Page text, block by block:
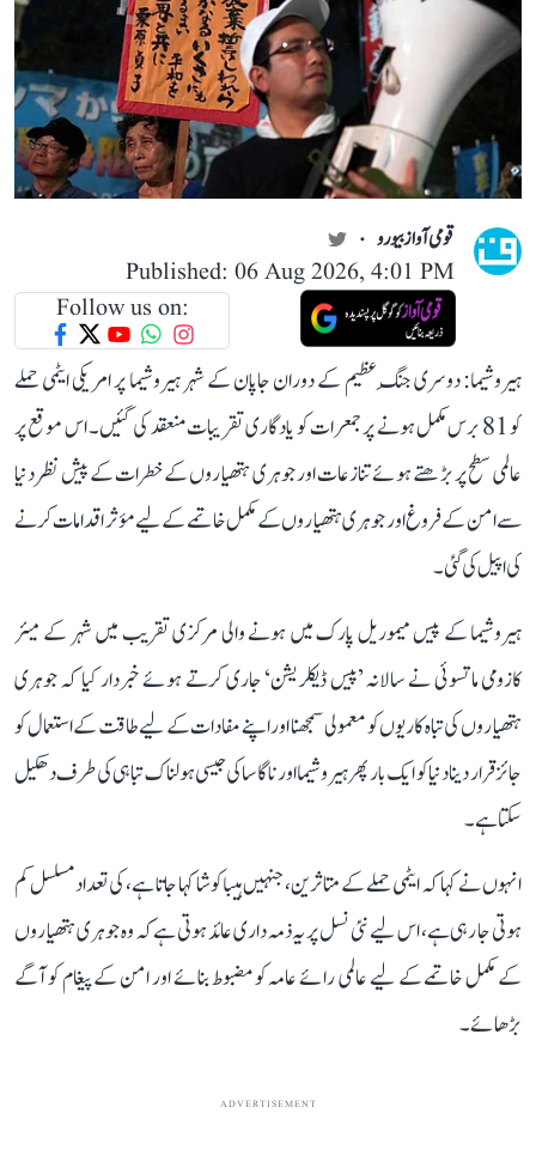
قومی آواز بیورو
Published: 06 Aug 2026, 4:01 PM
Follow us on:
ہیروشیما: دوسری جنگِ عظیم کے دوران جاپان کے شہر ہیروشیما پر امریکی ایٹمی حملے
کو 81 برس مکمل ہونے پر جمعرات کو یادگاری تقریبات منعقد کی گئیں۔ اس موقع پر
عالمی سطح پر بڑھتے ہوئے تنازعات اور جوہری ہتھیاروں کے خطرات کے پیش نظر دنیا
سے امن کے فروغ اور جوہری ہتھیاروں کے مکمل خاتمے کے لیے مؤثر اقدامات کرنے
کی اپیل کی گئی۔
ہیروشیما کے پیس میموریل پارک میں ہونے والی مرکزی تقریب میں شہر کے میئر
کازومی ماتسوئی نے سالانہ ’پیس ڈیکلریشن‘ جاری کرتے ہوئے خبردار کیا کہ جوہری
ہتھیاروں کی تباہ کاریوں کو معمولی سمجھنا اور اپنے مفادات کے لیے طاقت کے استعمال کو
جائز قرار دینا دنیا کو ایک بار پھر ہیروشیما اور ناگاساکی جیسی ہولناک تباہی کی طرف دھکیل
سکتا ہے۔
انہوں نے کہا کہ ایٹمی حملے کے متاثرین، جنہیں ہیباکوشا کہا جاتا ہے، کی تعداد مسلسل کم
ہوتی جا رہی ہے، اس لیے نئی نسل پر یہ ذمہ داری عائد ہوتی ہے کہ وہ جوہری ہتھیاروں
کے مکمل خاتمے کے لیے عالمی رائے عامہ کو مضبوط بنائے اور امن کے پیغام کو آگے
بڑھائے۔
ADVERTISEMENT